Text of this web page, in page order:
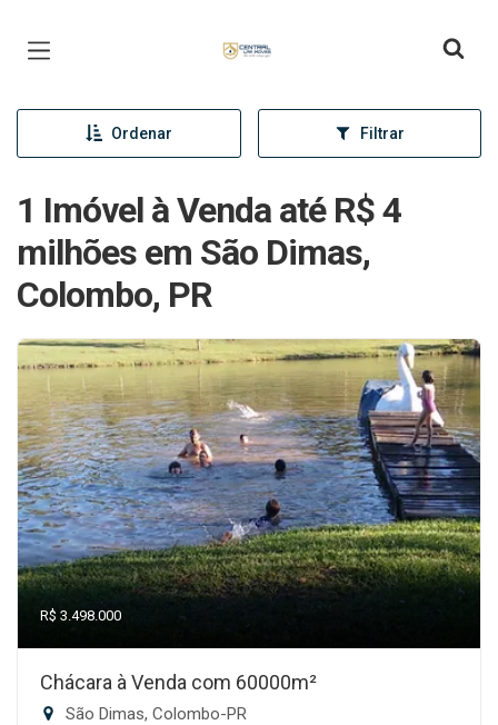
Ordenar Filtrar
1 Imóvel à Venda até R$ 4
milhões em São Dimas,
Colombo, PR
R$ 3.498.000
Chácara à Venda com 60000m²
São Dimas, Colombo-PR